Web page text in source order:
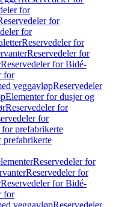
for
for
for
Reservedeler for
Reservedeler for
Reservedeler for Bidé-
for
veggavløpReservedeler
Elementer for dusjer og
Reservedeler for
for
prefabrikerte
prefabrikerte
Reservedeler for
Reservedeler for
Reservedeler for Bidé-
for
veggavløpReservedeler